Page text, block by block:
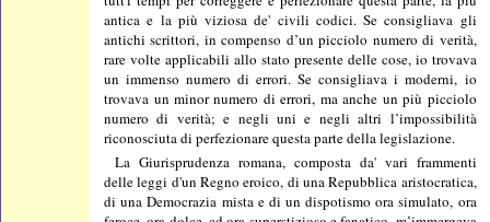
antica e la più viziosa de' civili codici. Se consigliava gli
antichi scrittori, in compenso d’un picciolo numero di verità,
rare volte applicabili allo stato presente delle cose, io trovava
un immenso numero di errori. Se consigliava i moderni, io
trovava un minor numero di errori, ma anche un più picciolo
numero di verità; e negli uni e negli altri l’impossibilità
riconosciuta di perfezionare questa parte della legislazione.
La Giurisprudenza romana, composta da' vari frammenti
delle leggi d'un Regno eroico, di una Repubblica aristocratica,
di una Democrazia mista e di un dispotismo ora simulato, ora